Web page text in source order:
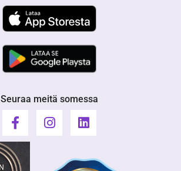
Seuraa meitä somessa